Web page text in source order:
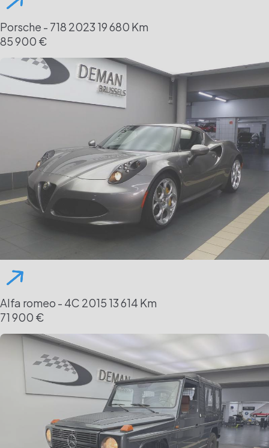
Porsche - 718 2023 19 680 Km
85 900 €
Alfa romeo - 4C 2015 13 614 Km
71 900 €